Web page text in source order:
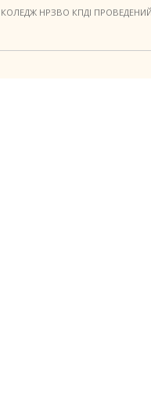
НРЗВО КПДІ